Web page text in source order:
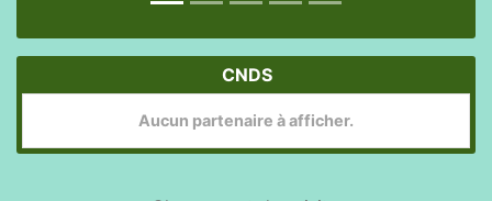
CNDS
Aucun partenaire à afficher.